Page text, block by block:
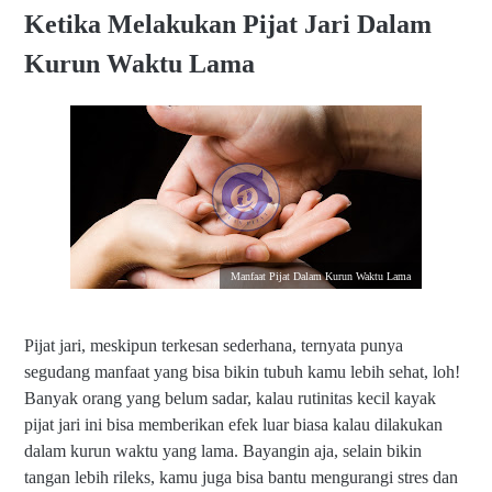
Ketika Melakukan Pijat Jari Dalam
Kurun Waktu Lama
Manfaat Pijat Dalam Kurun Waktu Lama
Pijat jari, meskipun terkesan sederhana, ternyata punya
segudang manfaat yang bisa bikin tubuh kamu lebih sehat, loh!
Banyak orang yang belum sadar, kalau rutinitas kecil kayak
pijat jari ini bisa memberikan efek luar biasa kalau dilakukan
dalam kurun waktu yang lama. Bayangin aja, selain bikin
tangan lebih rileks, kamu juga bisa bantu mengurangi stres dan